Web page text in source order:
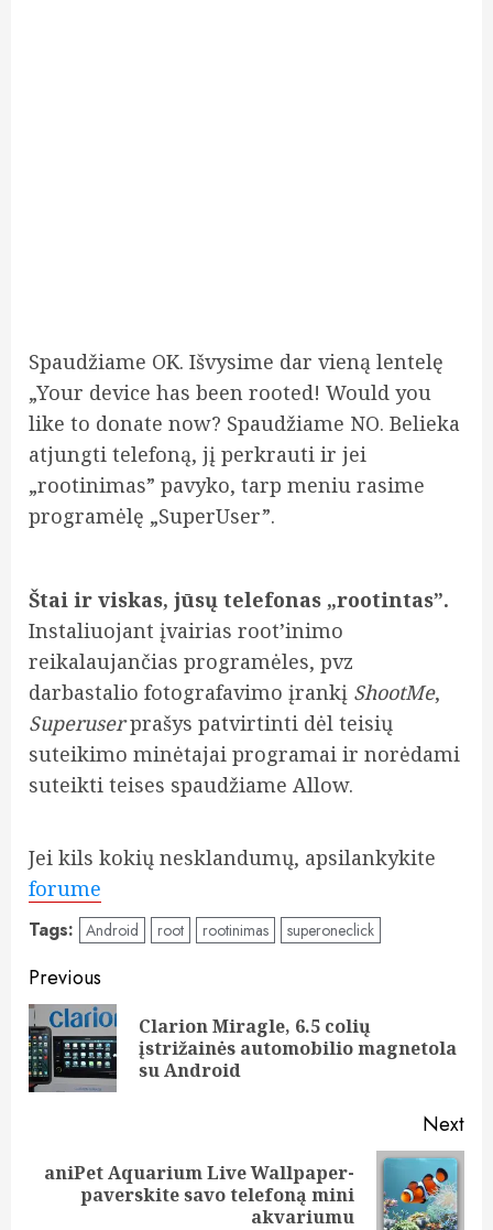
Spaudžiame OK. Išvysime dar vieną lentelę
„Your device has been rooted! Would you
like to donate now? Spaudžiame NO. Belieka
atjungti telefoną, jį perkrauti ir jei
„rootinimas” pavyko, tarp meniu rasime
programėlę „SuperUser”.
Štai ir viskas, jūsų telefonas „rootintas”.
Instaliuojant įvairias root’inimo
reikalaujančias programėles, pvz
darbastalio fotografavimo įrankį ShootMe,
Superuserprašys patvirtinti dėl teisių
suteikimo minėtajai programai ir norėdami
suteikti teises spaudžiame Allow.
Jei kils kokių nesklandumų, apsilankykite
forume
Tags: Android root rootinimas superoneclick
Post
navigation
Previous
Clarion Miragle, 6.5 colių
įstrižainės automobilio magnetola
su Android
Next
Next
aniPet Aquarium Live Wallpaper-
paverskite savo telefoną mini
akvariumu